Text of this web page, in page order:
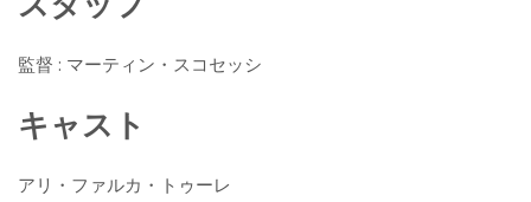
監督 : マーティン・スコセッシ
キャスト
アリ・ファルカ・トゥーレ